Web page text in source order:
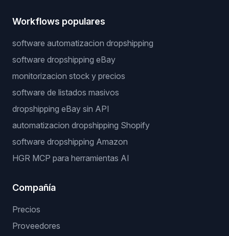
Workflows populares
software automatizacion dropshipping
software dropshipping eBay
monitorizacion stock y precios
software de listados masivos
dropshipping eBay sin API
automatizacion dropshipping Shopify
software dropshipping Amazon
HGR MCP para herramientas AI
Compañía
Precios
Proveedores